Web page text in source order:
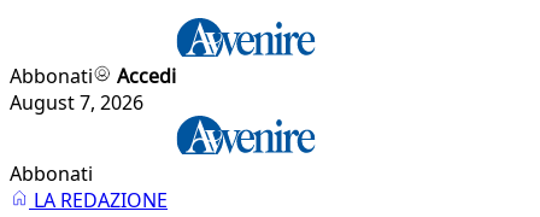
Abbonati
Accedi
August 7, 2026
Abbonati
LA REDAZIONE